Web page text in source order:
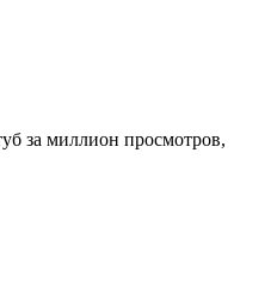
за миллион просмотров,